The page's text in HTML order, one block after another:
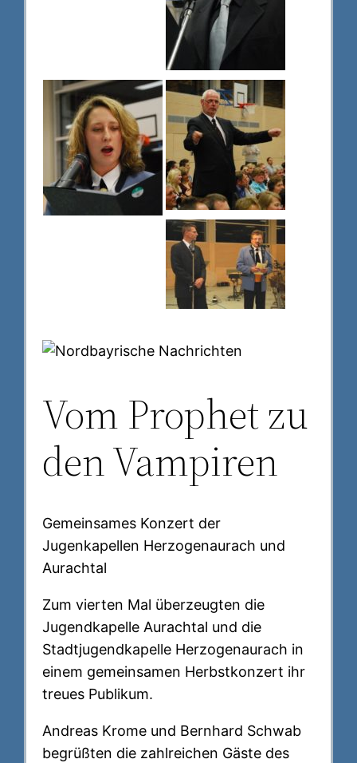
Vom Prophet zu
den Vampiren
Gemeinsames Konzert der
Jugenkapellen Herzogenaurach und
Aurachtal
Zum vierten Mal überzeugten die
Jugendkapelle Aurachtal und die
Stadtjugendkapelle Herzogenaurach in
einem gemeinsamen Herbstkonzert ihr
treues Publikum.
Andreas Krome und Bernhard Schwab
begrüßten die zahlreichen Gäste des